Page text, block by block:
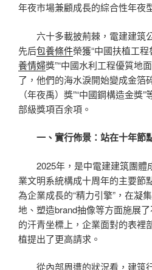
年夜市場兼顧成長的綜合性年夜
六十多載披荊棘，電建建筑
先后包養條件榮獲“中國扶植工
養情婦獎”“中國水利工程優質地
了，他們的海水淚開始變成金箔
（年夜禹）獎”“中國鋼構造金獎
部級獎項百余項。
一、實行佈景：站在十年節
2025年，是中電建建筑團體
業文明系統構成十周年的主要節
為企業成長的“精力引擎”，在凝
地、塑造brand抽像等方面施展
的汗青坐標上，企業面對的表裡
植提出了更高請求。
從內部周遭的狀況看，建筑